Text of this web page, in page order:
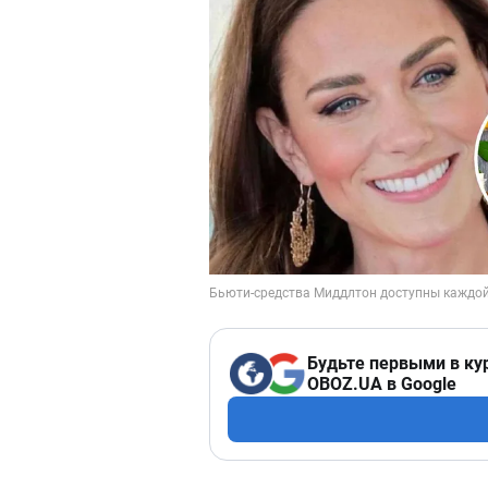
Будьте первыми в
OBOZ.UA в Google